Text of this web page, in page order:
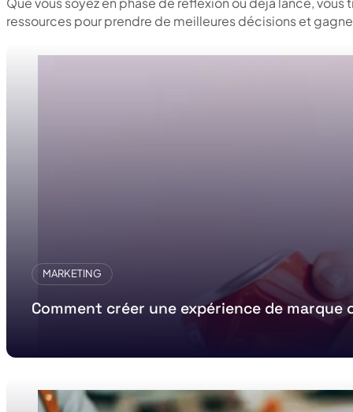
ressources pour prendre de meilleures décisions et
MARKETING
Comment créer une expérience de